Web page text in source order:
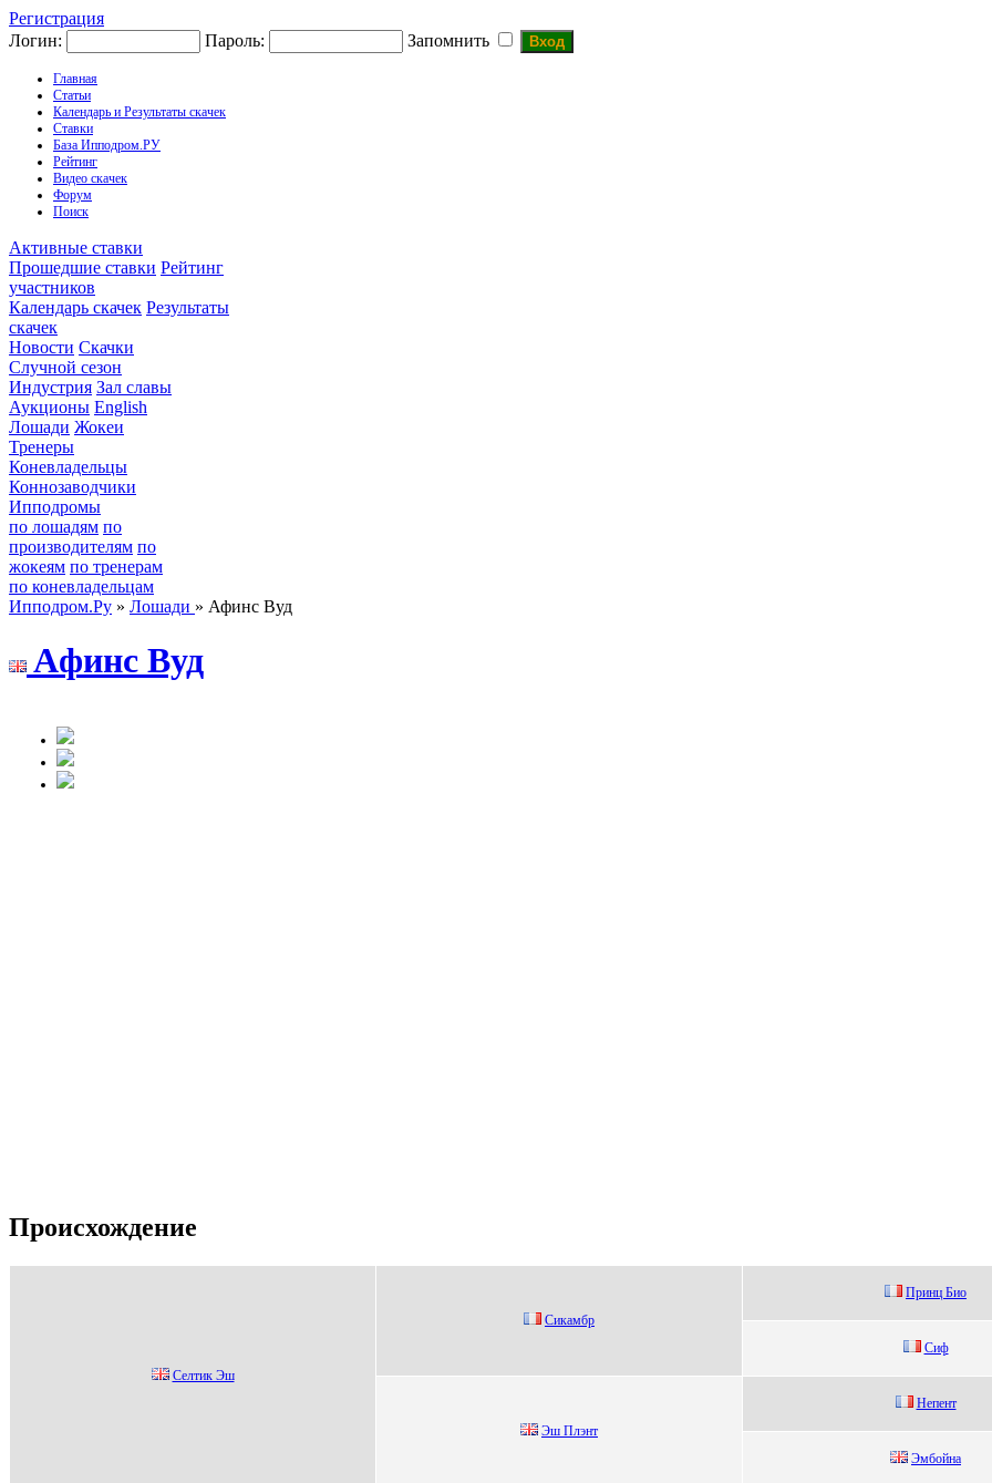
Регистрация
Логин:
Пароль: Запомнить
Главная
Статьи
Календарь и Результаты скачек
Ставки
База Ипподром.РУ
Рейтинг
Видео скачек
Форум
Поиск
Активные ставки
Прошедшие ставки Рейтинг
участников
Календарь скачек Результаты
скачек
Новости Скачки
Случной сезон
Индустрия Зал славы
Аукционы English
Лошади Жокеи
Тренеры
Коневладельцы
Коннозаводчики
Ипподромы
по лошадям по
производителям по
жокеям по тренерам
по коневладельцам
Ипподром.Ру » Лошади » Афинс Вуд
Aфинc Bуд
Происхождение
Сeлтик Эш
Сикaмбp
Пpинц Биo
Сиф
Эш Плэнт
Hепент
Эмбoйна